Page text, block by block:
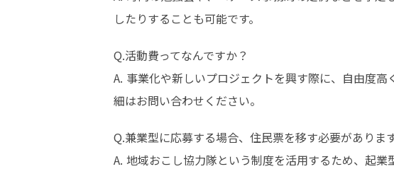
したりすることも可能です。
Q.活動費ってなんですか？
A. 事業化や新しいプロジェクトを興す際に、自由度
細はお問い合わせください。
Q.兼業型に応募する場合、住民票を移す必要がありま
A. 地域おこし協力隊という制度を活用するため、起